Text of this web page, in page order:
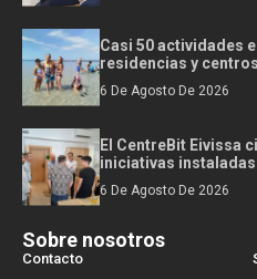
Casi 50 actividades
residencias y
6 De Agosto De 2026
El CentreBit Eivissa
iniciativas instaladas
6 De Agosto De 2026
Sobre nosotros
Contacto